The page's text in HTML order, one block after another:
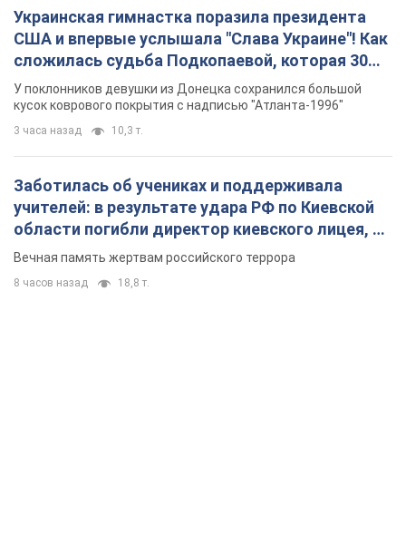
Украинская гимнастка поразила президента
США и впервые услышала "Слава Украине"! Как
сложилась судьба Подкопаевой, которая 30
лет назад завоевала "золото" Олимпиады
У поклонников девушки из Донецка сохранился большой
кусок коврового покрытия с надписью "Атланта-1996"
3 часа назад 10,3 т.
Заботилась об учениках и поддерживала
учителей: в результате удара РФ по Киевской
области погибли директор киевского лицея, её
муж и внук
Вечная память жертвам российского террора
8 часов назад 18,8 т.